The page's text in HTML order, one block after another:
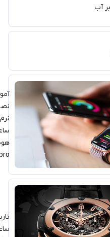
آموزش
نصب
نرم افزار
ساعت
هوشمند
fitpro
تاریخچه
ساعت